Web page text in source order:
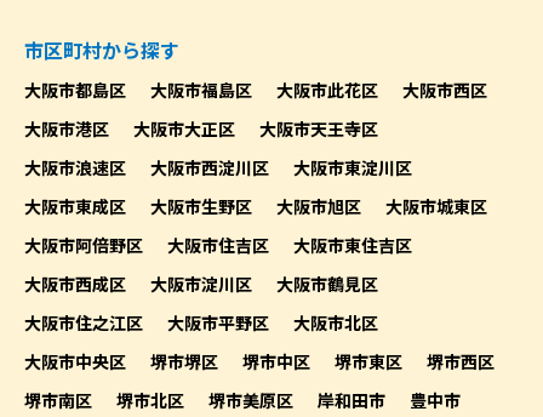
市区町村から探す
大阪市都島区 大阪市福島区 大阪市此花区
大阪市西区
大阪市港区
大阪市大正区
大阪市天王寺区
大阪市浪速区
大阪市西淀川区
大阪市東淀川区
大阪市東成区
大阪市生野区 大阪市旭区
大阪市城東区
大阪市阿倍野区
大阪市住吉区
大阪市東住吉区
大阪市西成区
大阪市淀川区
大阪市鶴見区
大阪市住之江区
大阪市平野区
大阪市北区
大阪市中央区
堺市堺区 堺市中区 堺市東区
堺市西区
堺市南区
堺市北区 堺市美原区 岸和田市
豊中市